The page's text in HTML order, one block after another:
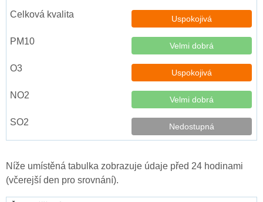
Uspokojivá
Velmi dobrá
Uspokojivá
Velmi dobrá
Nedostupná
Níže umístěná tabulka zobrazuje údaje před 24 hodinami
(včerejší den pro srovnání).